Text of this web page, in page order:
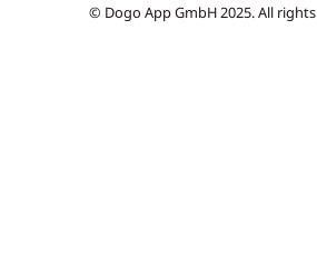
© Dogo App GmbH 2025. All